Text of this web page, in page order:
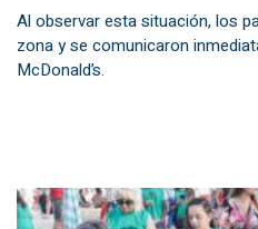
Al observar esta situación, los
zona y se comunicaron
McDonald’s.